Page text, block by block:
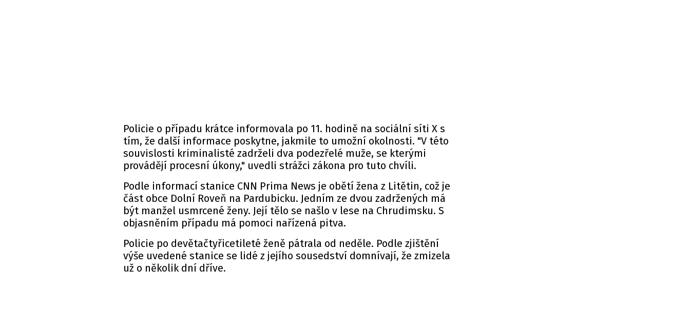
Policie o případu krátce informovala po 11. hodině na sociální síti X s
tím, že další informace poskytne, jakmile to umožní okolnosti. "V této
souvislosti kriminalisté zadrželi dva podezřelé muže, se kterými
provádějí procesní úkony," uvedli strážci zákona pro tuto chvíli.
Podle informací stanice CNN Prima News je obětí žena z Litětin, což je
část obce Dolní Roveň na Pardubicku. Jedním ze dvou zadržených má
být manžel usmrcené ženy. Její tělo se našlo v lese na Chrudimsku. S
objasněním případu má pomoci nařízená pitva.
Policie po devětačtyřicetileté ženě pátrala od neděle. Podle zjištění
výše uvedené stanice se lidé z jejího sousedství domnívají, že zmizela
už o několik dní dříve.